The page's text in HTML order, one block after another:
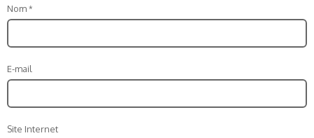
Nom
E-mail
Site Internet